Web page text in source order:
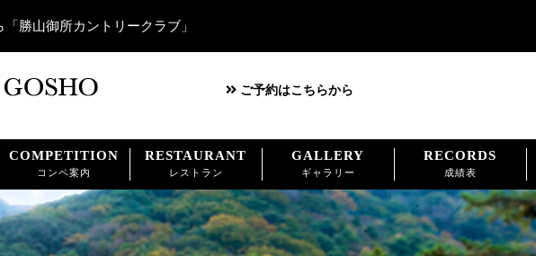
勝山御所カントリークラブ」
ご予約はこちらから
COMPETITION
コンペ案内
RESTAURANT
レストラン
GALLERY
ギャラリー
RECORDS
成績表